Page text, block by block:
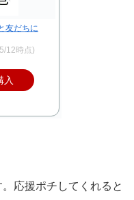
友だちに
12時点)
入
応援ポチしてくれると